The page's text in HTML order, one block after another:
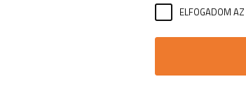
ELFOGADOM AZ